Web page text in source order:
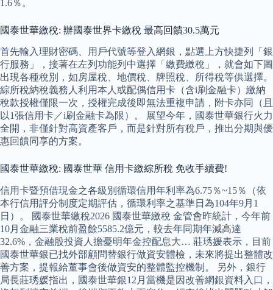
1.6％。
國泰世華繳稅: 辦國泰世界卡繳稅 最高回饋30.5萬元
首先輸入理財密碼、用戶代號等登入網銀，點選上方快捷列「銀
行服務」，接著在左列功能列中選擇「繳費繳稅」，就會如下圖
出現各種稅別，如房屋稅、地價稅、牌照稅、所得稅等供選擇。
綜所稅納稅義務人利用本人或配偶信用卡（含i刷金融卡）繳納
稅款授權僅限一次，授權完成後即無法重複申請，附卡亦同（且
以1張信用卡／i刷金融卡為限）。 展望今年，國泰世華銀行火力
全開，非僅針對高資產客戶，而是針對所有稅戶，推出分期與優
惠回饋同享的方案。
國泰世華繳稅: 國泰世華 信用卡繳綜所稅 免收手續費!
信用卡暨預借現金之各級別循環信用年利率為6.75％~15％（依
本行信用評分制度定期評估，循環利率之基準日為104年9月1
日）。 國泰世華繳稅2026 國泰世華繳稅 金管會昨統計，今年前
10月金融三業稅前盈餘5585.2億元，較去年同期年減高達
32.6%，金融股投資人擔憂明年金控配息大… 莊琇媛表示，目前
國泰世華銀已找外部顧問替銀行做資安體檢，未來將提出整體改
善方案，提報給董事會後做資安的整體監控機制。 另外，銀行
局長莊琇媛指出，國泰世華銀12月當機是因改善網銀資料入口，